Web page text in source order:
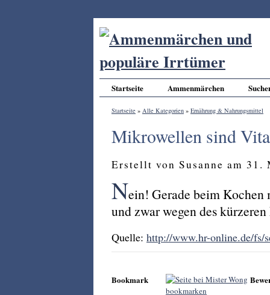
Startseite Ammenmärchen
Startseite » Alle Kategorien » Ernährung & Nahrungsmittel
Mikrowellen sind
Erstellt von Susanne am 31.
Nein! Gerade beim
und zwar wegen des
Quelle: http://www.hr-online.de/fs/
Bookmark